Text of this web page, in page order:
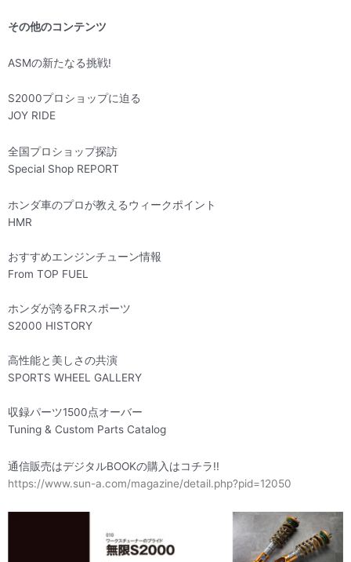
その他のコンテンツ
ASMの新たなる挑戦!
S2000プロショップに迫る
JOY RIDE
全国プロショップ探訪
Special Shop REPORT
ホンダ車のプロが教えるウィークポイント
HMR
おすすめエンジンチューン情報
From TOP FUEL
ホンダが誇るFRスポーツ
S2000 HISTORY
高性能と美しさの共演
SPORTS WHEEL GALLERY
収録パーツ1500点オーバー
Tuning & Custom Parts Catalog
通信販売はデジタルBOOKの購入はコチラ!!
https://www.sun-a.com/magazine/detail.php?pid=12050